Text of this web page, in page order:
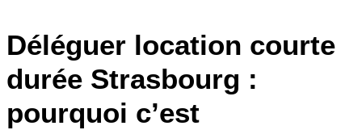
Déléguer location courte
durée Strasbourg :
pourquoi c’est